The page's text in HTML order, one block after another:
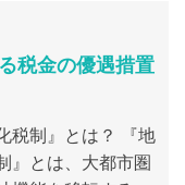
税金の優遇措置
税制』とは？ 『地
』とは、大都市圏